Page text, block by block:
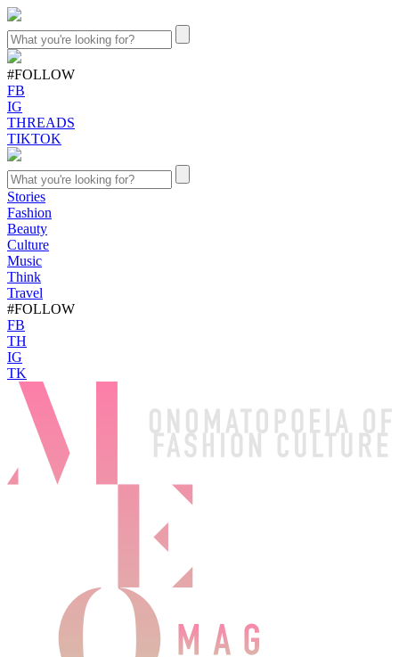
#FOLLOW
FB
IG
THREADS
TIKTOK
Stories
Fashion
Beauty
Culture
Music
Think
Travel
#FOLLOW
FB
TH
IG
TK